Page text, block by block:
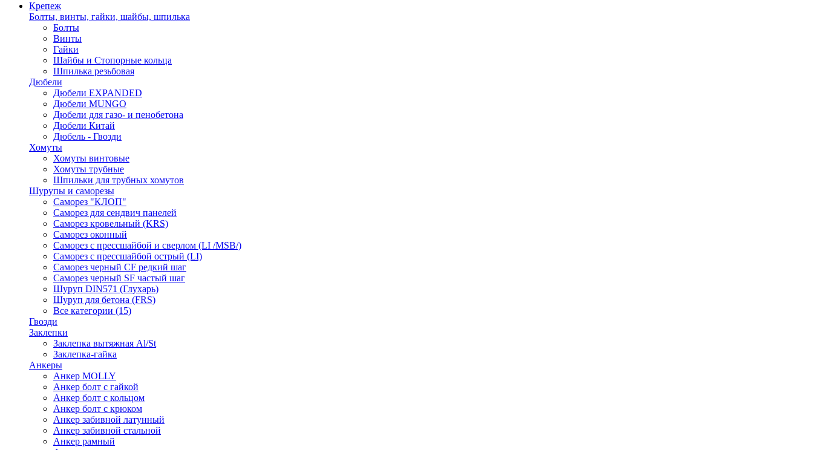
Крепеж
Болты, винты, гайки, шайбы, шпилька
Болты
Винты
Гайки
Шайбы и Стопорные кольца
Шпилька резьбовая
Дюбели
Дюбели EXPANDED
Дюбели MUNGO
Дюбели для газо- и пенобетона
Дюбели Китай
Дюбель - Гвозди
Хомуты
Хомуты винтовые
Хомуты трубные
Шпильки для трубных хомутов
Шурупы и саморезы
Саморез "КЛОП"
Саморез для сендвич панелей
Саморез кровельный (KRS)
Саморез оконный
Саморез с прессшайбой и сверлом (LI /MSB/)
Саморез с прессшайбой острый (LI)
Саморез черный CF редкий шаг
Саморез черный SF частый шаг
Шуруп DIN571 (Глухарь)
Шуруп для бетона (FRS)
Все категории (15)
Гвозди
Заклепки
Заклепка вытяжная Al/St
Заклепка-гайка
Анкеры
Анкер MOLLY
Анкер болт с гайкой
Анкер болт с кольцом
Анкер болт с крюком
Анкер забивной латунный
Анкер забивной стальной
Анкер рамный